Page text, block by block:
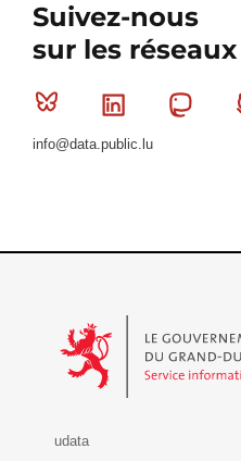
Suivez-nous
sur les
Bluesky Linkedin
info@data.public.lu
udata